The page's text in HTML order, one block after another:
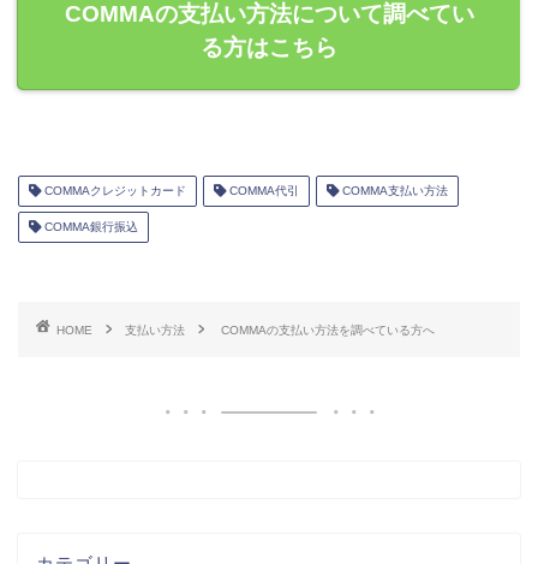
COMMAの支払い方法について調べてい
る方はこちら
COMMAクレジットカード COMMA代引 COMMA支払い方法
COMMA銀行振込
HOME 支払い方法 COMMAの支払い方法を調べている方へ